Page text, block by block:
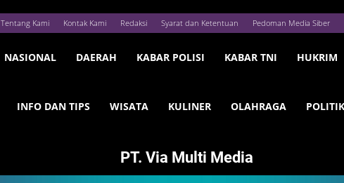
Tentang Kami Kontak Kami Redaksi Syarat dan Ketentuan Pedoman Media Siber
NASIONAL DAERAH KABAR POLISI KABAR TNI HUKRIM
INFO DAN TIPS WISATA KULINER OLAHRAGA POLITIK
PT. Via Multi Media